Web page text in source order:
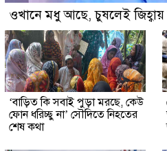
ওখানে মধু আছে, চুষলেই
‘বাড়িত কি সবাই পুড়া মরছে, কেউ
ফোন ধরিচ্ছু না’ সৌদিতে নিহতের
শেষ কথা